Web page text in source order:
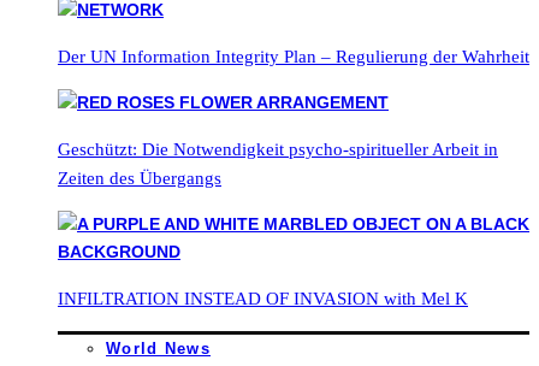
Der UN Information Integrity Plan – Regulierung der Wahrheit
Geschützt: Die Notwendigkeit psycho-spiritueller Arbeit in
Zeiten des Übergangs
INFILTRATION INSTEAD OF INVASION with Mel K
World News